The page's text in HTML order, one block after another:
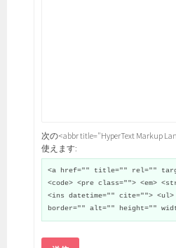
次の<abbr title="HyperText Markup
使えます:
<a href="" title="" rel=""
<code> <pre class=""> <em>
<ins datetime="" cite="">
border="" alt="" height=""